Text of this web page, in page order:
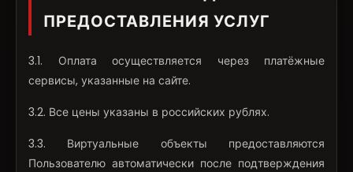
ПРЕДОСТАВЛЕНИЯ УСЛУГ
3.1. Оплата осуществляется через платёжные
сервисы, указанные на сайте.
3.2. Все цены указаны в российских рублях.
3.3. Виртуальные объекты предоставляются
Пользователю автоматически после подтверждения